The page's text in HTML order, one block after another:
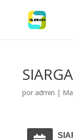
por admin |